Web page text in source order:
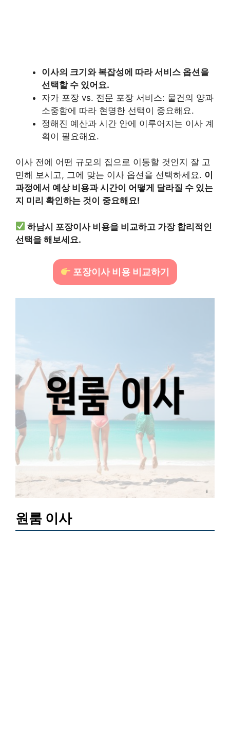
이사의 크기와 복잡성에 따라 서비스 옵션을
선택할 수 있어요.
자가 포장 vs. 전문 포장 서비스: 물건의 양과
소중함에 따라 현명한 선택이 중요해요.
정해진 예산과 시간 안에 이루어지는 이사 계
획이 필요해요.
이사 전에 어떤 규모의 집으로 이동할 것인지 잘 고
민해 보시고, 그에 맞는 이사 옵션을 선택하세요. 이
과정에서 예상 비용과 시간이 어떻게 달라질 수 있는
지 미리 확인하는 것이 중요해요!
하남시 포장이사 비용을 비교하고 가장 합리적인
선택을 해보세요.
포장이사 비용 비교하기
원룸 이사